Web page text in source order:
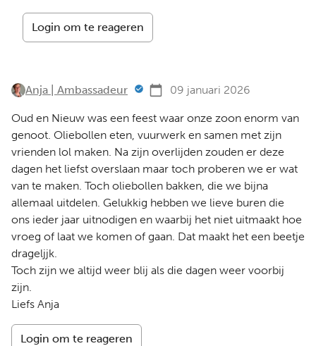
Login om te reageren
Anja | Ambassadeur 09 januari 2026
Oud en Nieuw was een feest waar onze zoon enorm van
genoot. Oliebollen eten, vuurwerk en samen met zijn
vrienden lol maken. Na zijn overlijden zouden er deze
dagen het liefst overslaan maar toch proberen we er wat
van te maken. Toch oliebollen bakken, die we bijna
allemaal uitdelen. Gelukkig hebben we lieve buren die
ons ieder jaar uitnodigen en waarbij het niet uitmaakt hoe
vroeg of laat we komen of gaan. Dat maakt het een beetje
drageljjk.
Toch zijn we altijd weer blij als die dagen weer voorbij
zijn.
Liefs Anja
Login om te reageren